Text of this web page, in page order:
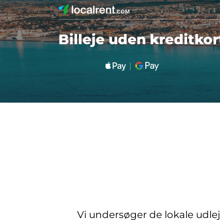
Billeje uden
Vi undersøger de lokale